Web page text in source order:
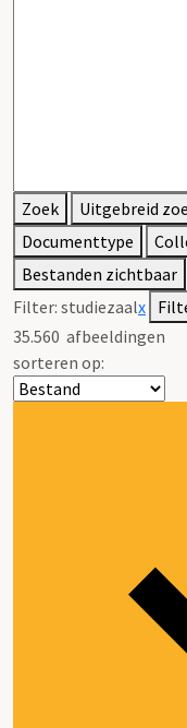
Zoek
Uitgebreid
Documenttype
Bestanden zichtbaar
Filter: studiezaalx
35.560 afbeeldingen
sorteren op: